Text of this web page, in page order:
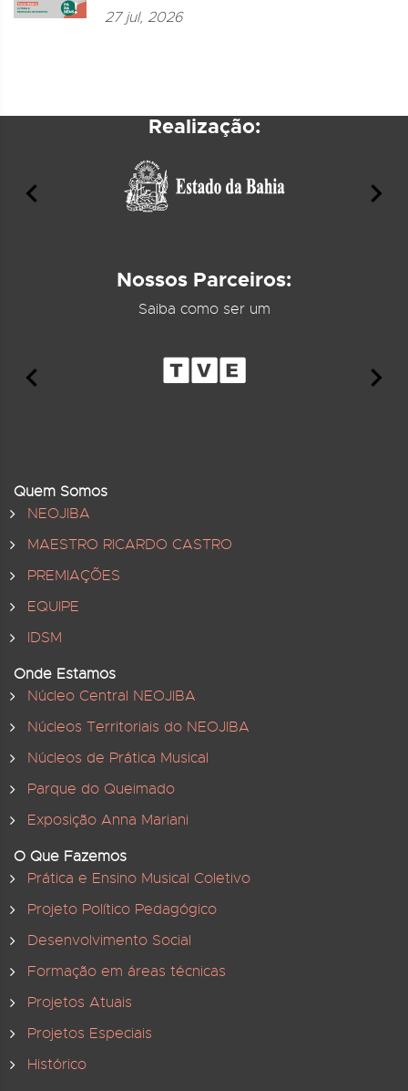
27 jul, 2026
Realização:
Nossos Parceiros:
Saiba como ser um
Quem Somos
NEOJIBA
MAESTRO RICARDO CASTRO
PREMIAÇÕES
EQUIPE
IDSM
Onde Estamos
Núcleo Central NEOJIBA
Núcleos Territoriais do NEOJIBA
Núcleos de Prática Musical
Parque do Queimado
Exposição Anna Mariani
O Que Fazemos
Prática e Ensino Musical Coletivo
Projeto Político Pedagógico
Desenvolvimento Social
Formação em áreas técnicas
Projetos Atuais
Projetos Especiais
Histórico